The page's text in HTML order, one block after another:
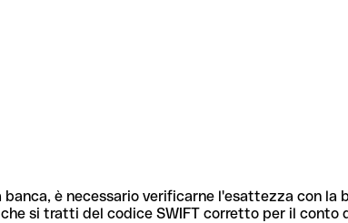
è necessario verificarne l'esattezza con la
si tratti del codice SWIFT corretto per il conto